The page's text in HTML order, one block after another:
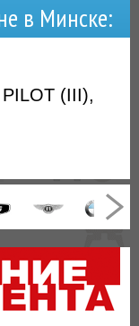
в Минске:
(III),